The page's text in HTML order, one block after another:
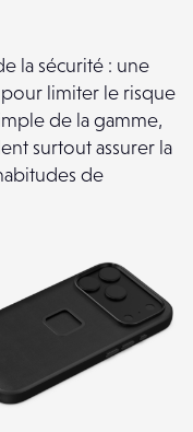
la sécurité : une
limiter le risque
de la gamme,
surtout assurer la
de